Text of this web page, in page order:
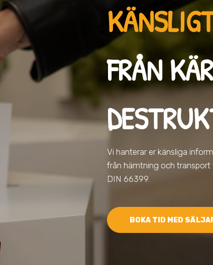
FRÅN
Vi hanterar er känsliga
från hämtning och transport
DIN 66399.
BOKA TID MED